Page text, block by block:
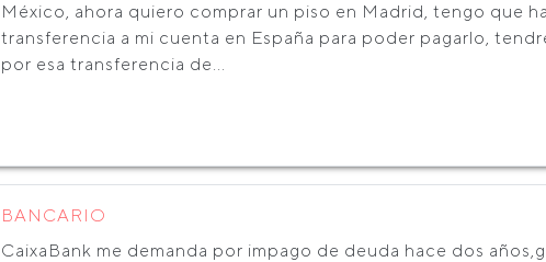
México, ahora quiero comprar un piso en Madrid, tengo que
transferencia a mi cuenta en España para poder pagarlo,
por esa transferencia de...
BANCARIO
CaixaBank me demanda por impago de deuda hace dos